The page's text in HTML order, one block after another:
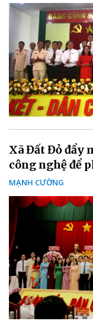
Xã Đất Đỏ đẩy
công nghệ để
MẠNH CƯỜNG